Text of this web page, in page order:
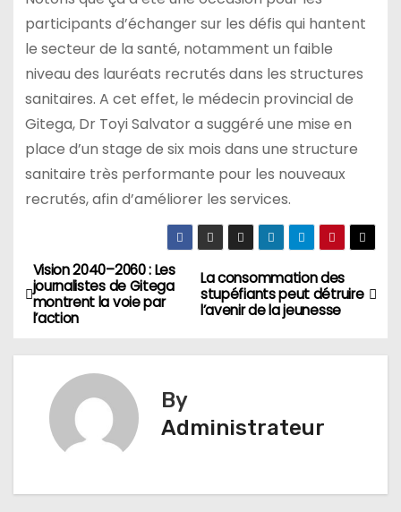
participants d’échanger sur les défis qui hantent
le secteur de la santé, notamment un faible
niveau des lauréats recrutés dans les structures
sanitaires. A cet effet, le médecin provincial de
Gitega, Dr Toyi Salvator a suggéré une mise en
place d’un stage de six mois dans une structure
sanitaire très performante pour les nouveaux
recrutés, afin d’améliorer les services.
Navigation
de
l’article
La consommation des
stupéfiants peut détruire
l’avenir de la jeunesse
Vision 2040–2060 : Les
journalistes de Gitega
montrent la voie par
l’action
By
Administrateur